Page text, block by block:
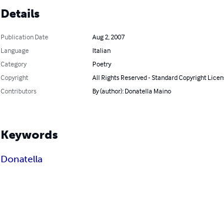
Details
Publication Date
Aug 2, 2007
Language
Italian
Category
Poetry
Copyright
All Rights Reserved - Standard Copyright
Contributors
By (author): Donatella Maino
Keywords
Donatella